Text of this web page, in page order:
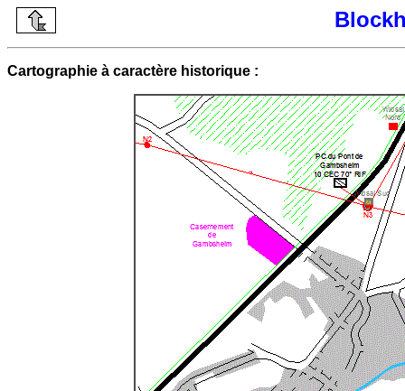
Cartographie à caractère historique :